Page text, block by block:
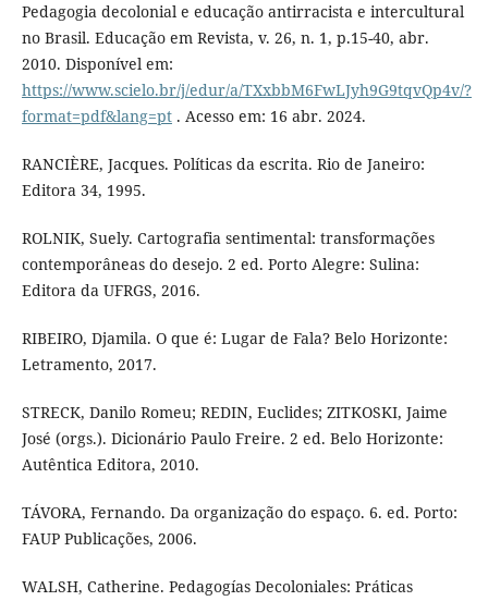
Pedagogia decolonial e educação antirracista e intercultural
no Brasil. Educação em Revista, v. 26, n. 1, p.15-40, abr.
2010. Disponível em:
https://www.scielo.br/j/edur/a/TXxbbM6FwLJyh9G9tqvQp4v/?
format=pdf&lang=pt. Acesso em: 16 abr. 2024.
RANCIÈRE, Jacques. Políticas da escrita. Rio de Janeiro:
Editora 34, 1995.
ROLNIK, Suely. Cartografia sentimental: transformações
contemporâneas do desejo. 2 ed. Porto Alegre: Sulina:
Editora da UFRGS, 2016.
RIBEIRO, Djamila. O que é: Lugar de Fala? Belo Horizonte:
Letramento, 2017.
STRECK, Danilo Romeu; REDIN, Euclides; ZITKOSKI, Jaime
José (orgs.). Dicionário Paulo Freire. 2 ed. Belo Horizonte:
Autêntica Editora, 2010.
TÁVORA, Fernando. Da organização do espaço. 6. ed. Porto:
FAUP Publicações, 2006.
WALSH, Catherine. Pedagogías Decoloniales: Práticas